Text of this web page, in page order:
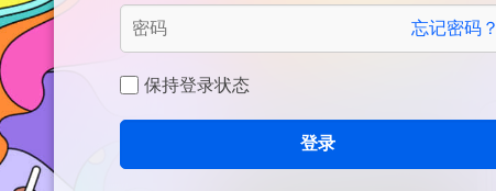
忘记密码？
保持登录状态
登录